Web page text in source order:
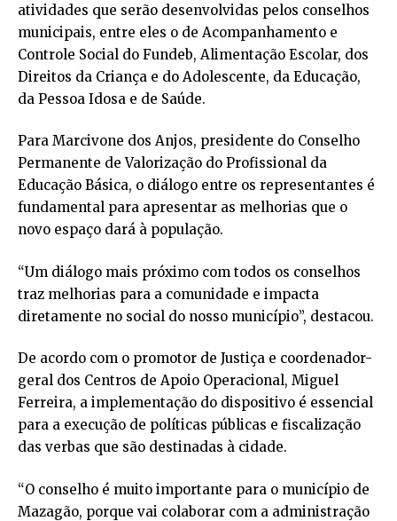
atividades que serão desenvolvidas pelos conselhos
municipais, entre eles o de Acompanhamento e
Controle Social do Fundeb, Alimentação Escolar, dos
Direitos da Criança e do Adolescente, da Educação,
da Pessoa Idosa e de Saúde.
Para Marcivone dos Anjos, presidente do Conselho
Permanente de Valorização do Profissional da
Educação Básica, o diálogo entre os representantes é
fundamental para apresentar as melhorias que o
novo espaço dará à população.
“Um diálogo mais próximo com todos os conselhos
traz melhorias para a comunidade e impacta
diretamente no social do nosso município”, destacou.
De acordo com o promotor de Justiça e coordenador-
geral dos Centros de Apoio Operacional, Miguel
Ferreira, a implementação do dispositivo é essencial
para a execução de políticas públicas e fiscalização
das verbas que são destinadas à cidade.
“O conselho é muito importante para o município de
Mazagão, porque vai colaborar com a administração